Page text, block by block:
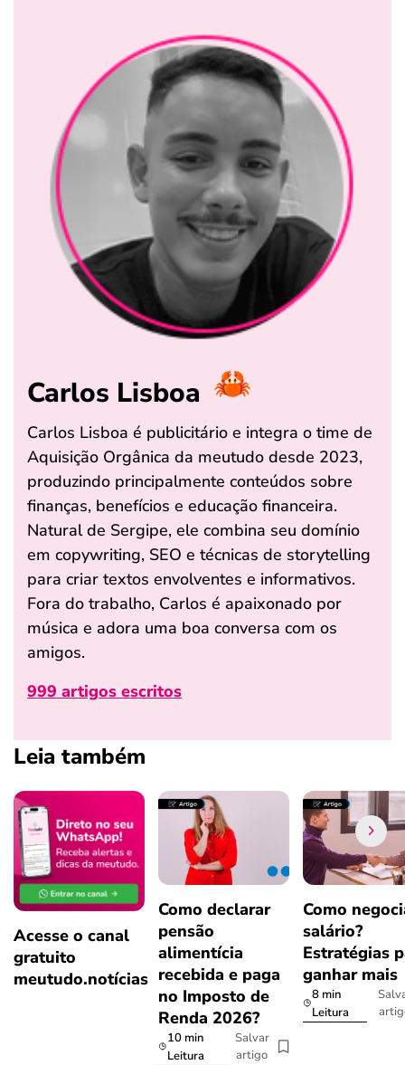
Carlos Lisboa
Carlos Lisboa é publicitário e integra o time de
Aquisição Orgânica da meutudo desde 2023,
produzindo principalmente conteúdos sobre
finanças, benefícios e educação financeira.
Natural de Sergipe, ele combina seu domínio
em copywriting, SEO e técnicas de storytelling
para criar textos envolventes e informativos.
Fora do trabalho, Carlos é apaixonado por
música e adora uma boa conversa com os
amigos.
999 artigos escritos
Leia também
Acesse o canal
gratuito
meutudo.notícias
Como declarar
pensão
alimentícia
recebida e paga
no Imposto de
Renda 2026?
10 min
Leitura
Salvar
artigo
Como
salário?
Estratégias
ganhar mais
8 min
Leitura